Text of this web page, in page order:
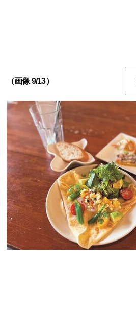
（画像 9/13）